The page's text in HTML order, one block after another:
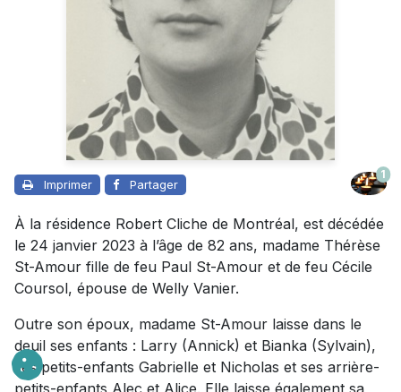
Imprimer Partager
1
À la résidence Robert Cliche de Montréal, est décédée
le 24 janvier 2023 à l’âge de 82 ans, madame Thérèse
St-Amour fille de feu Paul St-Amour et de feu Cécile
Coursol, épouse de Welly Vanier.
Outre son époux, madame St-Amour laisse dans le
deuil ses enfants : Larry (Annick) et Bianka (Sylvain),
ses petits-enfants Gabrielle et Nicholas et ses arrière-